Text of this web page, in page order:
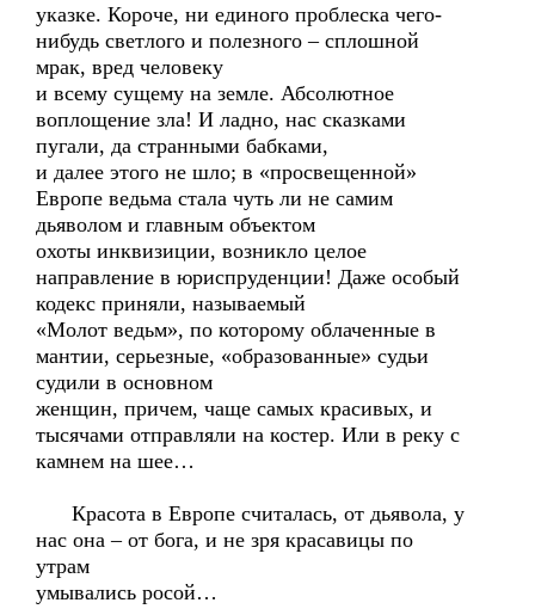
указке. Короче, ни единого проблеска чего-
нибудь светлого и полезного – сплошной
мрак, вред человеку
и всему сущему на земле. Абсолютное
воплощение зла! И ладно, нас сказками
пугали, да странными бабками,
и далее этого не шло; в «просвещенной»
Европе ведьма стала чуть ли не самим
дьяволом и главным объектом
охоты инквизиции, возникло целое
направление в юриспруденции! Даже особый
кодекс приняли, называемый
«Молот ведьм», по которому облаченные в
мантии, серьезные, «образованные» судьи
судили в основном
женщин, причем, чаще самых красивых, и
тысячами отправляли на костер. Или в реку с
камнем на шее…
Красота в Европе считалась, от дьявола, у
нас она – от бога, и не зря красавицы по
утрам
умывались росой…